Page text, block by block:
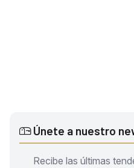
Únete a nuestro
Recibe las últimas